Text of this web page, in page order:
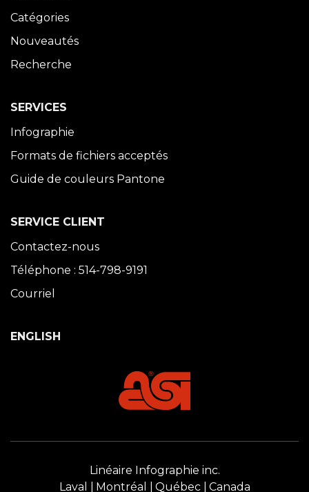
Catégories
Nouveautés
Recherche
SERVICES
Infographie
Formats de fichiers acceptés
Guide de couleurs Pantone
SERVICE CLIENT
Contactez-nous
Téléphone : 514-798-9191
Courriel
ENGLISH
Linéaire Infographie inc.
Laval
Montréal Québec Canada